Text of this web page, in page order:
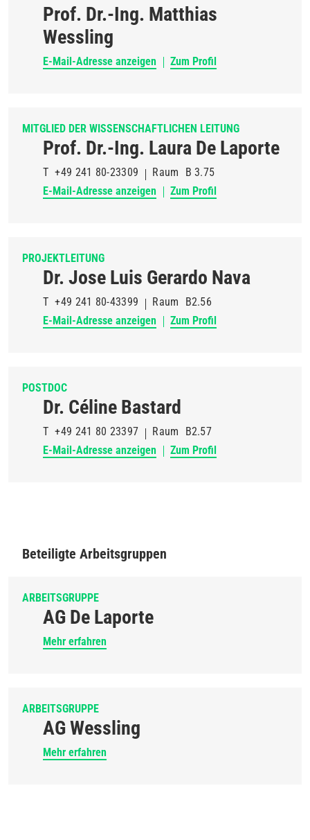
Prof. Dr.-Ing. Matthias
Wessling
E-Mail-Adresse anzeigen Zum Profil
MITGLIED DER WISSENSCHAFTLICHEN LEITUNG
Prof. Dr.-Ing. Laura De Laporte
T +49 241 80-23309 Raum
B 3.75
E-Mail-Adresse anzeigen
Zum Profil
PROJEKTLEITUNG
Dr. Jose Luis Gerardo Nava
T +49 241 80-43399 Raum
B2.56
E-Mail-Adresse anzeigen
Zum Profil
POSTDOC
Dr. Céline Bastard
T +49 241 80 23397 Raum
B2.57
E-Mail-Adresse anzeigen
Zum Profil
Beteiligte Arbeitsgruppen
ARBEITSGRUPPE
AG De Laporte
Mehr erfahren
ARBEITSGRUPPE
AG Wessling
Mehr erfahren